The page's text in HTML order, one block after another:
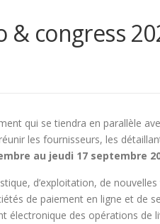
congress
qui se tiendra en parallèle
les fournisseurs, les
au jeudi 17 septembre
d’exploitation, de
de paiement en ligne et de
électronique des opérations de